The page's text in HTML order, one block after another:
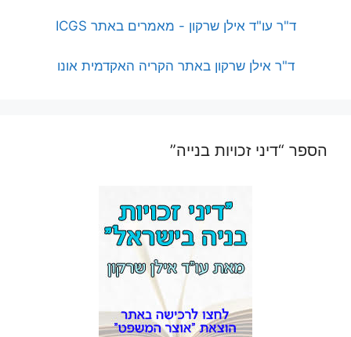
ד"ר עו"ד אילן שרקון - מאמרים באתר ICGS
ד"ר אילן שרקון באתר הקריה האקדמית אונו
הספר “דיני זכויות בנייה”